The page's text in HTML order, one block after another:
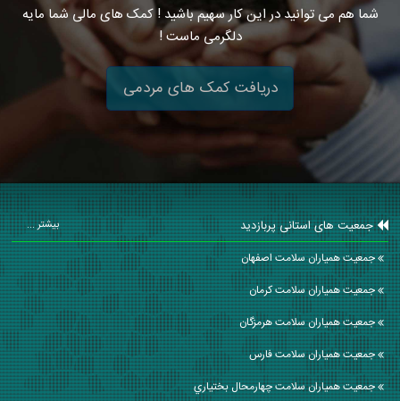
شما هم می توانید در این کار سهیم باشید ! کمک های مالی شما مایه
دلگرمی ماست !
دریافت کمک های مردمی
جمعیت های استانی پربازدید بیشتر ...
جمعیت همیاران سلامت اصفهان
جمعیت همیاران سلامت كرمان
جمعیت همیاران سلامت هرمزگان
جمعیت همیاران سلامت فارس
جمعیت همیاران سلامت چهارمحال بختياري